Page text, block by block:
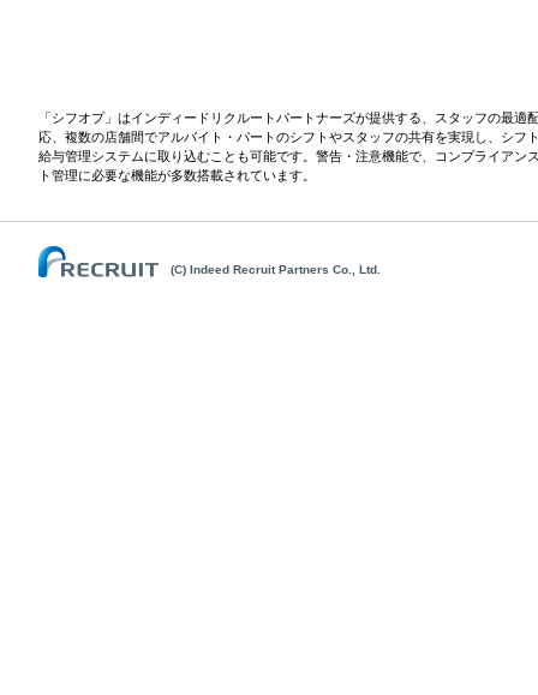
「シフオプ」はインディードリクルートパートナーズが提供する、スタッフの最
応、複数の店舗間でアルバイト・パートのシフトやスタッフの共有を実現し、シ
給与管理システムに取り込むことも可能です。警告・注意機能で、コンプライア
ト管理に必要な機能が多数搭載されています。
(C) Indeed Recruit Partners Co., Ltd.